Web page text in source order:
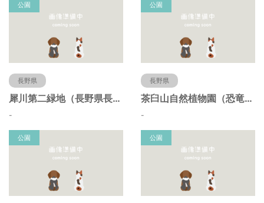
公園
長野県
犀川第二緑地（長野県長野市）
-
公園
長野県
茶臼山自然植物園（恐竜園）（長野県長野市）
-
公園 公園